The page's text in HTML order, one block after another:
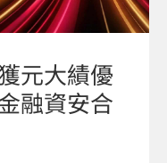
元大績優
融資安合